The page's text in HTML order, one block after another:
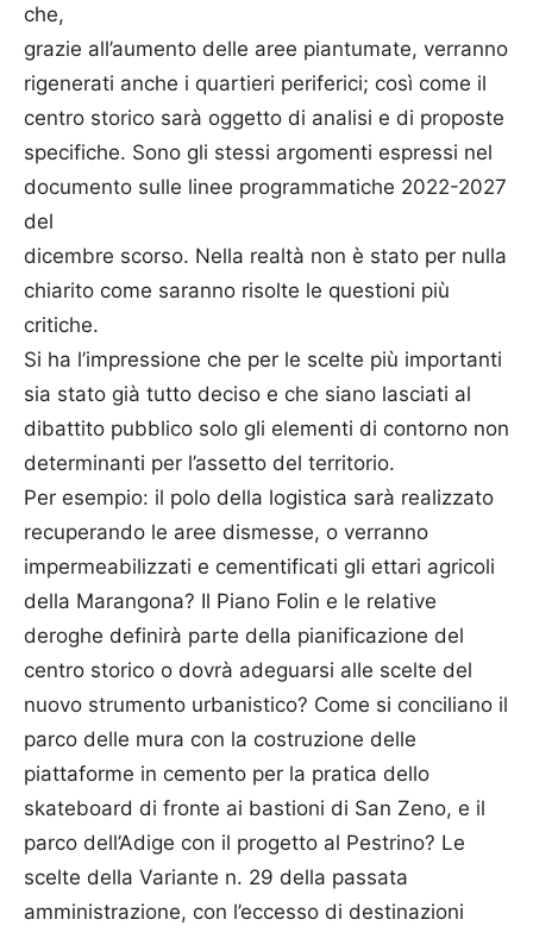
che,
grazie all’aumento delle aree piantumate, verranno
rigenerati anche i quartieri periferici; così come il
centro storico sarà oggetto di analisi e di proposte
specifiche. Sono gli stessi argomenti espressi nel
documento sulle linee programmatiche 2022-2027
del
dicembre scorso. Nella realtà non è stato per nulla
chiarito come saranno risolte le questioni più
critiche.
Si ha l’impressione che per le scelte più importanti
sia stato già tutto deciso e che siano lasciati al
dibattito pubblico solo gli elementi di contorno non
determinanti per l’assetto del territorio.
Per esempio: il polo della logistica sarà realizzato
recuperando le aree dismesse, o verranno
impermeabilizzati e cementificati gli ettari agricoli
della Marangona? Il Piano Folin e le relative
deroghe definirà parte della pianificazione del
centro storico o dovrà adeguarsi alle scelte del
nuovo strumento urbanistico? Come si conciliano il
parco delle mura con la costruzione delle
piattaforme in cemento per la pratica dello
skateboard di fronte ai bastioni di San Zeno, e il
parco dell’Adige con il progetto al Pestrino? Le
scelte della Variante n. 29 della passata
amministrazione, con l’eccesso di destinazioni